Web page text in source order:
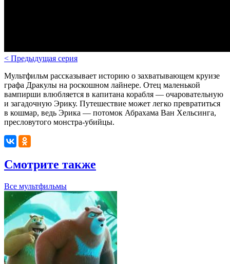
< Предыдущая серия
Мультфильм рассказывает историю о захватывающем круизе
графа Дракулы на роскошном лайнере. Отец маленькой
вампирши влюбляется в капитана корабля — очаровательную
и загадочную Эрику. Путешествие может легко превратиться
в кошмар, ведь Эрика — потомок Абрахама Ван Хельсинга,
пресловутого монстра-убийцы.
Смотрите также
Все мультфильмы